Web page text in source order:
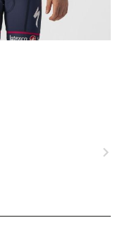
navigate_next